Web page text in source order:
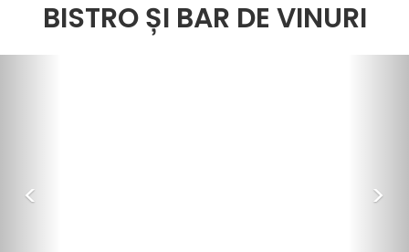
BISTRO ȘI BAR DE VINURI
< >